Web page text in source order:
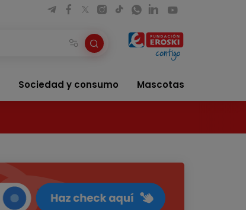
Sociedad y consumo Mascotas